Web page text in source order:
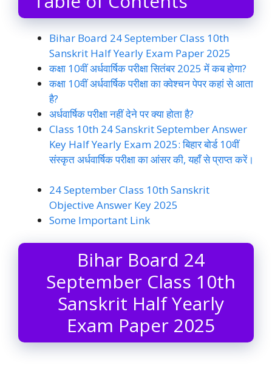
Bihar Board 24 September Class 10th
Sanskrit Half Yearly Exam Paper 2025
कक्षा 10वीं अर्धवार्षिक परीक्षा सितंबर 2025 में कब होगा?
कक्षा 10वीं अर्धवार्षिक परीक्षा का क्वेश्चन पेपर कहां से आता
है?
अर्धवार्षिक परीक्षा नहीं देने पर क्या होता है?
Class 10th 24 Sanskrit September Answer
Key Half Yearly Exam 2025: बिहार बोर्ड 10वीं
संस्कृत अर्धवार्षिक परीक्षा का आंसर की, यहाँ से प्राप्त करें।
24 September Class 10th Sanskrit
Objective Answer Key 2025
Some Important Link
Bihar Board 24
September Class 10th
Sanskrit Half Yearly
Exam Paper 2025